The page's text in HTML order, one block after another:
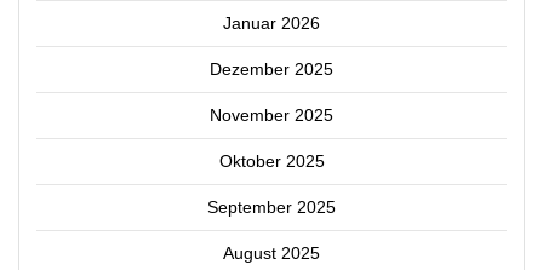
Januar 2026
Dezember 2025
November 2025
Oktober 2025
September 2025
August 2025